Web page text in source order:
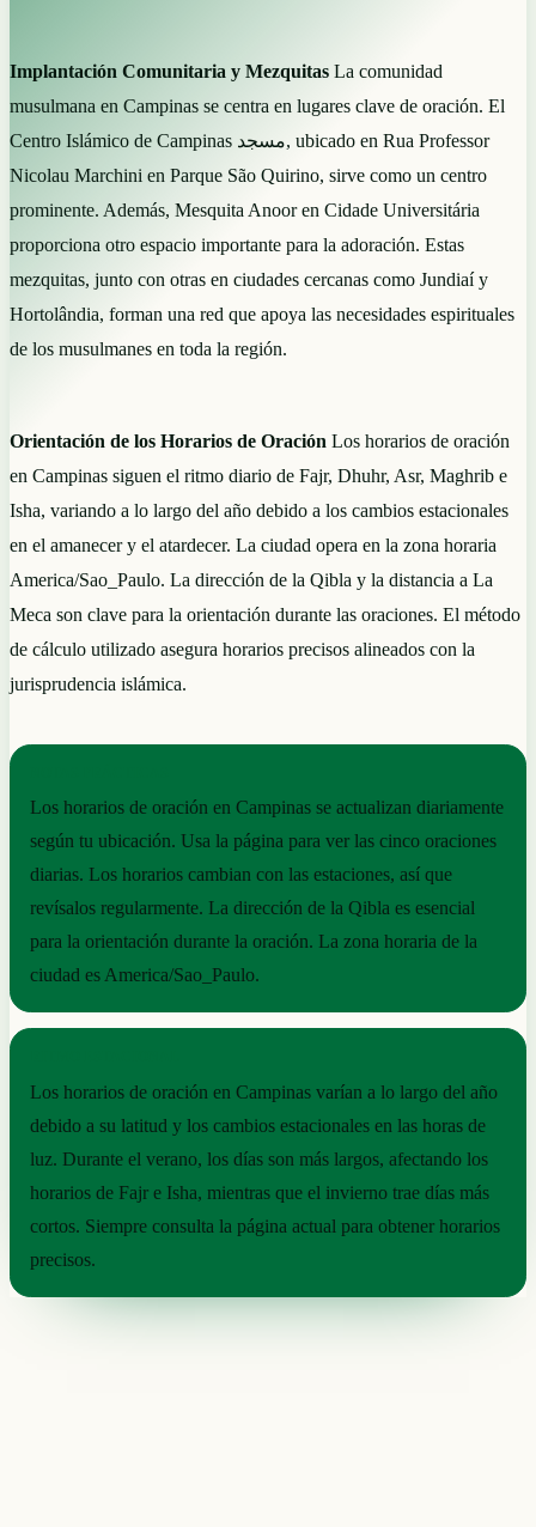
Implantación Comunitaria y Mezquitas La comunidad
musulmana en Campinas se centra en lugares clave de oración. El
Centro Islámico de Campinas مسجد, ubicado en Rua Professor
Nicolau Marchini en Parque São Quirino, sirve como un centro
prominente. Además, Mesquita Anoor en Cidade Universitária
proporciona otro espacio importante para la adoración. Estas
mezquitas, junto con otras en ciudades cercanas como Jundiaí y
Hortolândia, forman una red que apoya las necesidades espirituales
de los musulmanes en toda la región.
Orientación de los Horarios de Oración Los horarios de oración
en Campinas siguen el ritmo diario de Fajr, Dhuhr, Asr, Maghrib e
Isha, variando a lo largo del año debido a los cambios estacionales
en el amanecer y el atardecer. La ciudad opera en la zona horaria
America/Sao_Paulo. La dirección de la Qibla y la distancia a La
Meca son clave para la orientación durante las oraciones. El método
de cálculo utilizado asegura horarios precisos alineados con la
jurisprudencia islámica.
Los horarios de oración en Campinas se actualizan diariamente
según tu ubicación. Usa la página para ver las cinco oraciones
diarias. Los horarios cambian con las estaciones, así que
revísalos regularmente. La dirección de la Qibla es esencial
para la orientación durante la oración. La zona horaria de la
ciudad es America/Sao_Paulo.
Los horarios de oración en Campinas varían a lo largo del año
debido a su latitud y los cambios estacionales en las horas de
luz. Durante el verano, los días son más largos, afectando los
horarios de Fajr e Isha, mientras que el invierno trae días más
cortos. Siempre consulta la página actual para obtener horarios
precisos.